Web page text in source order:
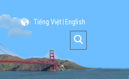
Tiếng Việt English